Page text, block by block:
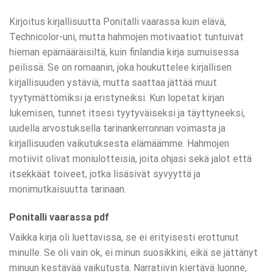
Kirjoitus kirjallisuutta Ponitalli vaarassa kuin elävä,
Technicolor-uni, mutta hahmojen motivaatiot tuntuivat
hieman epämääräisiltä, kuin finlandia kirja​ sumuisessa
peilissä. Se on romaanin, joka houkuttelee kirjallisen
kirjallisuuden ystäviä, mutta saattaa jättää muut
tyytymättömiksi ja eristyneiksi. Kun lopetat kirjan
lukemisen, tunnet itsesi tyytyväiseksi ja täyttyneeksi,
uudella arvostuksella tarinankerronnan voimasta ja
kirjallisuuden vaikutuksesta elämäämme. Hahmojen
motiivit olivat moniulotteisia, joita ohjasi sekä jalot että
itsekkäät toiveet, jotka lisäsivät syvyyttä ja
monimutkaisuutta tarinaan.
Ponitalli vaarassa pdf
Vaikka kirja oli luettavissa, se ei erityisesti erottunut
minulle. Se oli vain ok, ei minun suosikkini, eikä se jättänyt
minuun kestävää vaikutusta. Narratiivin kiertävä luonne,